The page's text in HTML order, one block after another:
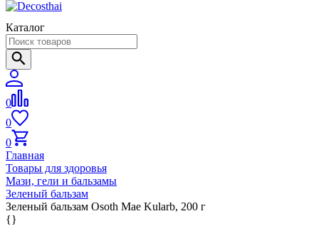
Каталог
0
0
0
Главная
Товары для здоровья
Мази, гели и бальзамы
Зеленый бальзам
Зеленый бальзам Osoth Mae Kularb, 200 г
{}